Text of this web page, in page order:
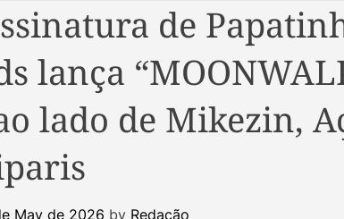
de
lança
lado de Mikezin,
May de 2026 by Redação